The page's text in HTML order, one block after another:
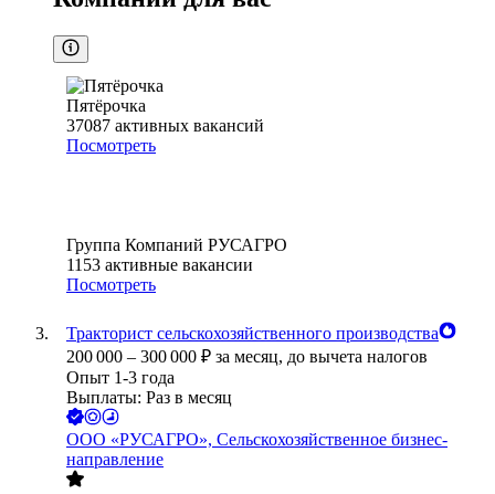
Пятёрочка
37087 активных вакансий
Посмотреть
Группа Компаний РУСАГРО
1153 активные вакансии
Посмотреть
Тракторист сельскохозяйственного производства
200 000 – 300 000 ₽ за месяц, до вычета налогов
Опыт 1-3 года
Выплаты: Раз в месяц
ООО «РУСАГРО», Сельскохозяйственное бизнес-
направление